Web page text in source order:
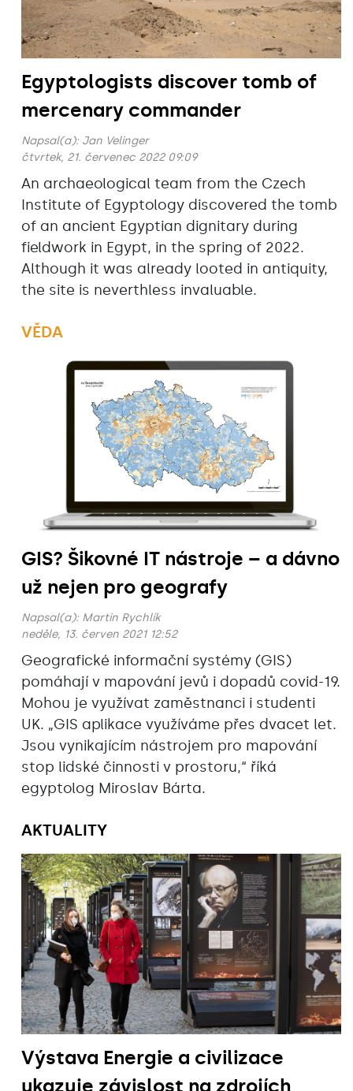
Egyptologists discover tomb of
mercenary commander
Napsal(a): Jan Velinger
čtvrtek, 21. červenec 2022 09:09
An archaeological team from the Czech
Institute of Egyptology discovered the tomb
of an ancient Egyptian dignitary during
fieldwork in Egypt, in the spring of 2022.
Although it was already looted in antiquity,
the site is neverthless invaluable.
VĚDA
GIS? Šikovné IT nástroje – a dávno
už nejen pro geografy
Napsal(a): Martin Rychlík
neděle, 13. červen 2021 12:52
Geografické informační systémy (GIS)
pomáhají v mapování jevů i dopadů covid-19.
Mohou je využívat zaměstnanci i studenti
UK. „GIS aplikace využíváme přes dvacet let.
Jsou vynikajícím nástrojem pro mapování
stop lidské činnosti v prostoru,“ říká
egyptolog Miroslav Bárta.
AKTUALITY
Výstava Energie a civilizace
ukazuje závislost na zdrojích